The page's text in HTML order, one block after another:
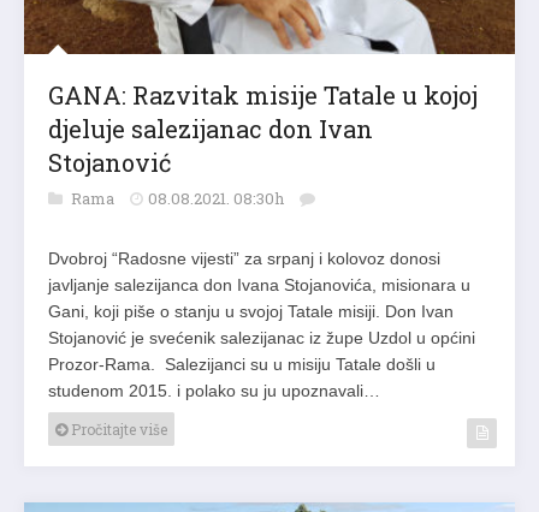
GANA: Razvitak misije Tatale u kojoj
djeluje salezijanac don Ivan
Stojanović
Rama 08.08.2021. 08:30h
Dvobroj “Radosne vijesti” za srpanj i kolovoz donosi
javljanje salezijanca don Ivana Stojanovića, misionara u
Gani, koji piše o stanju u svojoj Tatale misiji. Don Ivan
Stojanović je svećenik salezijanac iz župe Uzdol u općini
Prozor-Rama. Salezijanci su u misiju Tatale došli u
studenom 2015. i polako su ju upoznavali…
Pročitajte više